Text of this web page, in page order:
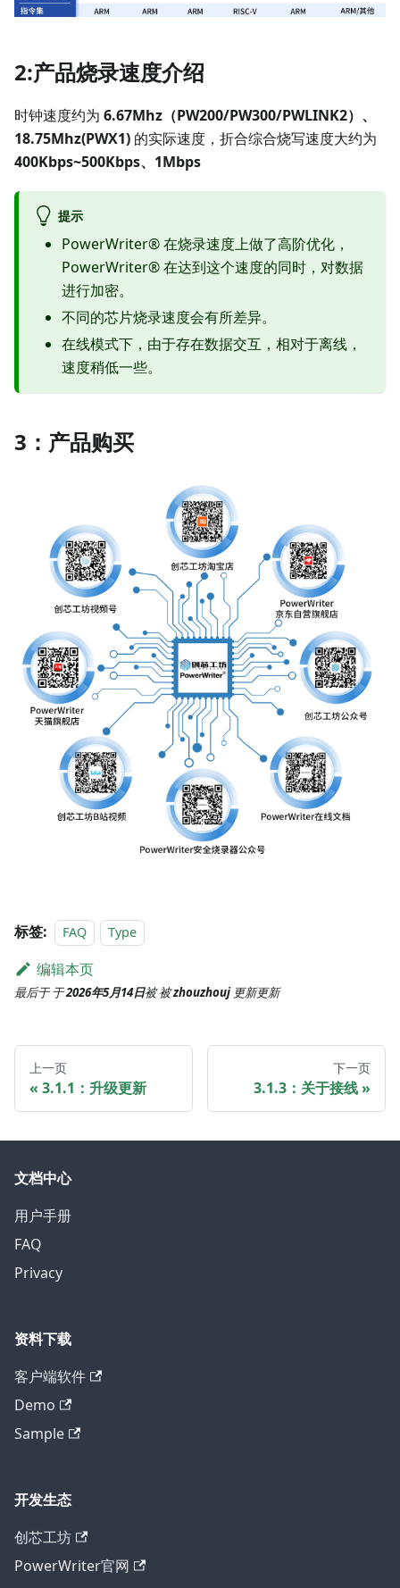
2:产品烧录速度介绍
时钟速度约为 6.67Mhz（PW200/PW300/PWLINK2）、
18.75Mhz(PWX1) 的实际速度，折合综合烧写速度大约为
400Kbps~500Kbps、1Mbps
提示
PowerWriter® 在烧录速度上做了高阶优化，
PowerWriter® 在达到这个速度的同时，对数据
进行加密。
不同的芯片烧录速度会有所差异。
在线模式下，由于存在数据交互，相对于离线，
速度稍低一些。
3：产品购买
标签: FAQ Type
编辑本页
最后于于2026年5月14日被被zhouzhouj更新更新
上一页
3.1.1：升级更新
下一页
3.1.3：关于接线
文档中心
用户手册
FAQ
Privacy
资料下载
客户端软件
Demo
Sample
开发生态
创芯工坊
PowerWriter官网